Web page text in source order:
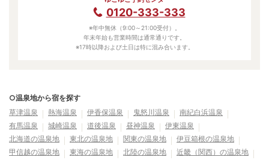
0120-333-333
※年中無休（9:00～21:00受付）。
年末年始も営業時間は通常通りです。
※17時以降および土日は特に混み合います。
○温泉地から宿を探す
草津温泉
熱海温泉 伊香保温泉 鬼怒川温泉
南紀白浜温泉
有馬温泉
城崎温泉 道後温泉 昼神温泉
伊東温泉
北海道の温泉地
東北の温泉地 関東の温泉地
伊豆箱根の温泉地
甲信越の温泉地
東海の温泉地 北陸の温泉地
近畿（関西）の温泉地